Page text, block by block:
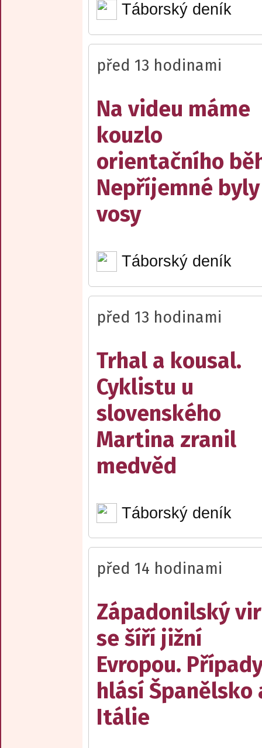
Táborský deník
před 13 hodinami
Na videu máme
kouzlo
orientačního
Nepříjemné byly
vosy
Táborský deník
před 13 hodinami
Trhal a kousal.
Cyklistu u
slovenského
Martina zranil
medvěd
Táborský deník
před 14 hodinami
Západonilský vir
se šíří jižní
Evropou.
hlásí Španělsko
Itálie